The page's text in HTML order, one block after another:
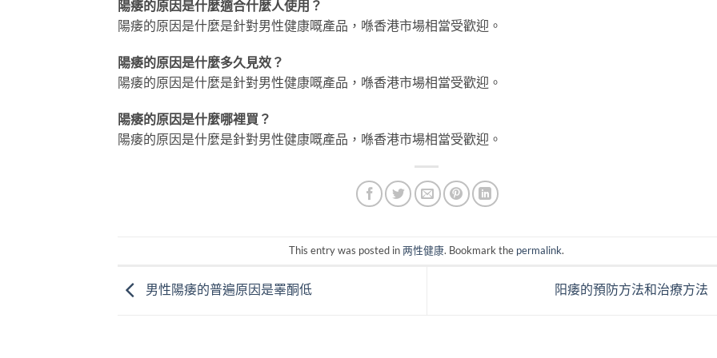
陽痿的原因是什麼適合什麼人使用？
陽痿的原因是什麼是針對男性健康嘅產品，喺香港市場相當受歡迎。
陽痿的原因是什麼多久見效？
陽痿的原因是什麼是針對男性健康嘅產品，喺香港市場相當受歡迎。
陽痿的原因是什麼哪裡買？
陽痿的原因是什麼是針對男性健康嘅產品，喺香港市場相當受歡迎。
This entry was posted in两性健康. Bookmark the permalink.
男性陽痿的普遍原因是睪酮低 阳痿的預防方法和治療方法